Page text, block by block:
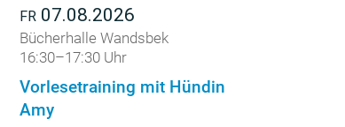
FR 07.08.2026
Bücherhalle Wandsbek
16:30–17:30 Uhr
Vorlesetraining mit Hündin
Amy